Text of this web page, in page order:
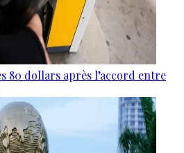
80 dollars après l’accord entre